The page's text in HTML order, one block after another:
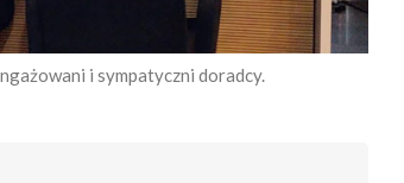
i sympatyczni doradcy.